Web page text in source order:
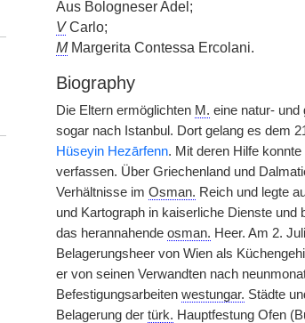
Aus Bologneser Adel;
VCarlo;
MMargerita Contessa Ercolani.
Biography
Die Eltern ermöglichten M. eine natur- und
sogar nach Istanbul. Dort gelang es dem
Hüseyin Hezārfenn. Mit deren Hilfe konnte
verfassen. Über Griechenland und
Verhältnisse im Osman. Reich und legte
und Kartograph in kaiserliche Dienste und
das herannahende osman. Heer. Am 2.
Belagerungsheer von Wien als
er von seinen Verwandten nach
Befestigungsarbeiten westungar. Städte
Belagerung der türk. Hauptfestung Ofen